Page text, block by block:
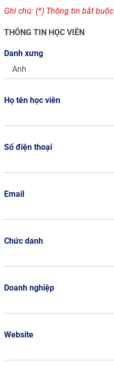
Ghi chú: (*) Thông tin bắt buộc
THÔNG TIN HỌC VIÊN
Danh xưng
Họ tên học viên
Số điện thoại
Email
Chức danh
Doanh nghiệp
Website